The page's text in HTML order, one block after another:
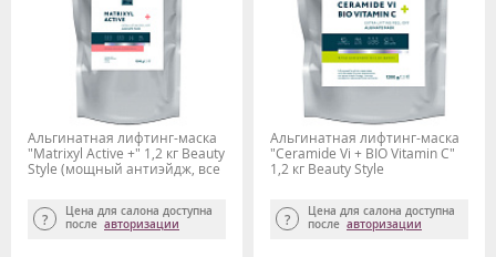
Альгинатная лифтинг-маска
"Matrixyl Active +" 1,2 кг Beauty
Stylе (мощный антиэйдж, все
Цена для салона доступна
после авторизации
Альгинатная лифтинг-маска
"Сeramide Vi + BIO Vitamin C"
1,2 кг Beauty Stylе
Цена для салона доступна
после авторизации